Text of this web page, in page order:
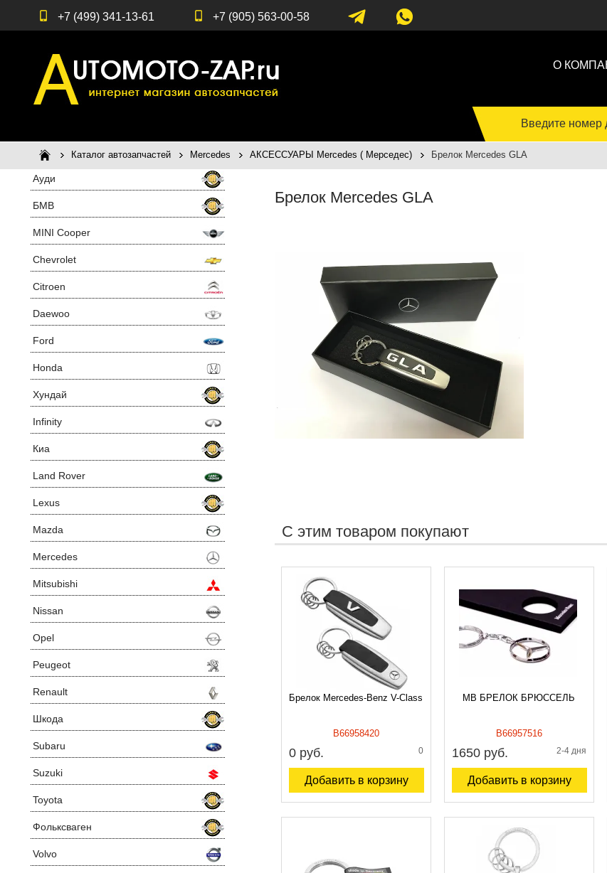
+7 (499) 341-13-61 +7 (905) 563-00-58
О
Введите номер
Каталог автозапчастей Mercedes АКСЕССУАРЫ Mercedes ( Мерседес) Брелок Mercedes GLA
Ауди
БМВ
MINI Cooper
Chevrolet
Citroen
Daewoo
Ford
Honda
Хундай
Infinity
Киа
Land Rover
Lexus
Mazda
Mercedes
Mitsubishi
Nissan
Opel
Peugeot
Renault
Шкода
Subaru
Suzuki
Toyota
Фольксваген
Volvo
Брелок Mercedes GLA
С этим товаром покупают
Брелок Mercedes-Benz V-Class
B66958420
0 руб. 0
Добавить в корзину
MB БРЕЛОК БРЮССЕЛЬ
B66957516
1650 руб. 2-4 дня
Добавить в корзину